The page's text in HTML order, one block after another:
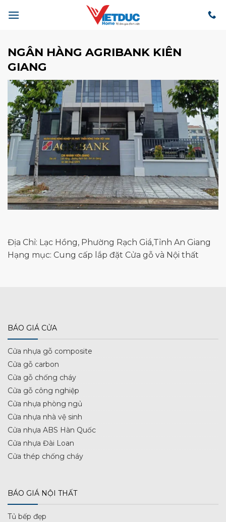
qua
NGÂN HÀNG AGRIBANK KIÊN
GIANG
Địa Chỉ: Lạc Hồng, Phường Rạch Giá,Tỉnh An Giang
Hạng mục: Cung cấp lắp đặt Cửa gỗ và Nội thất
BÁO GIÁ CỬA
Cửa nhựa gỗ composite
Cửa gỗ carbon
Cửa gỗ chống cháy
Cửa gỗ công nghiệp
Cửa nhựa phòng ngủ
Cửa nhựa nhà vệ sinh
Cửa nhựa ABS Hàn Quốc
Cửa nhựa Đài Loan
Cửa thép chống cháy
BÁO GIÁ NỘI THẤT
Tủ bếp đẹp